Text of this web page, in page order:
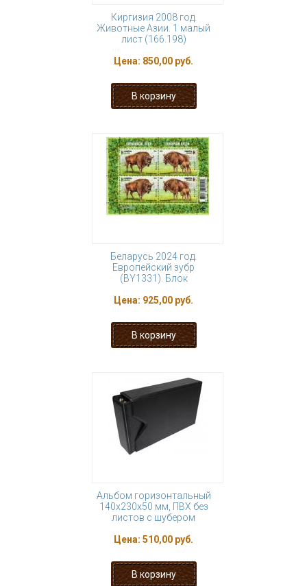
Киргизия 2008 год.
Животные Азии. 1 малый
лист (166.198)
Цена: 850,00 руб.
Беларусь 2024 год.
Европейский зубр
(BY1331). Блок
Цена: 925,00 руб.
Альбом горизонтальный
140х230х50 мм, ПВХ без
листов с шубером
Цена: 510,00 руб.